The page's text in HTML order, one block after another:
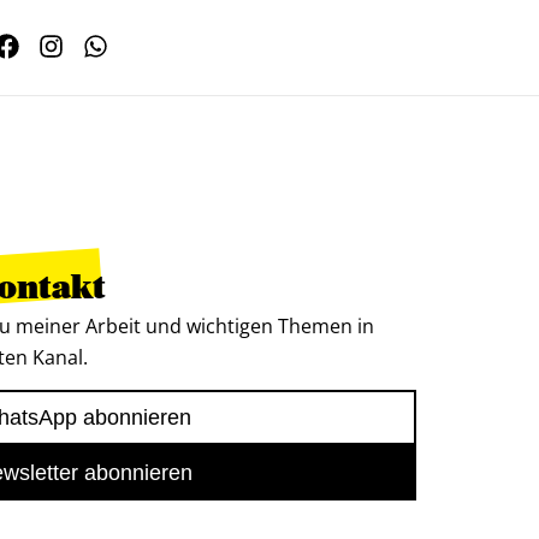
meiner Arbeit und wichtigen Themen in
Kanal.
abonnieren
abonnieren